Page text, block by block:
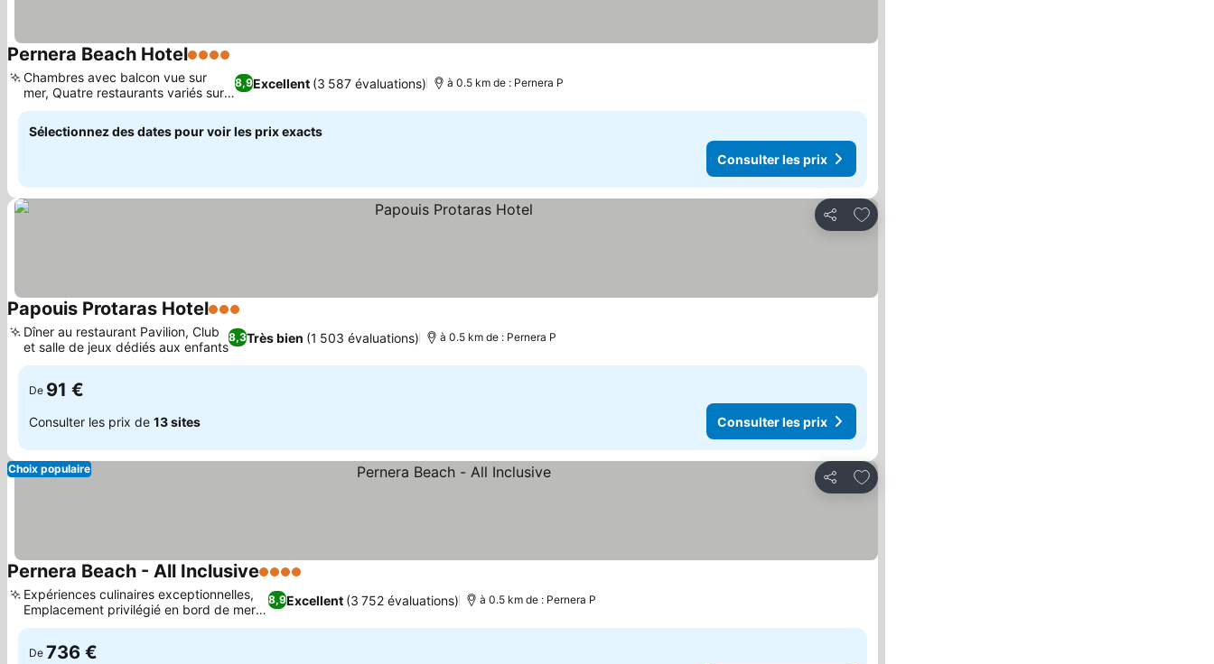
Pernera Beach Hotel4 Étoiles
8,9Excellent (3 587 évaluations)
Chambres avec balcon vue sur
mer, Quatre restaurants variés sur
place
à 0.5 km de : Pernera P
Sélectionnez des dates pour voir les prix exacts
Consulter les prix
Partager
Ajouter à mes favoris
Papouis Protaras Hotel3 Étoiles
8,3Très bien (1 503 évaluations)
Dîner au restaurant Pavilion, Club
et salle de jeux dédiés aux enfants
à 0.5 km de : Pernera P
De 91 €
Consulter les prix de 13 sites Consulter les prix
Partager
Ajouter à mes favoris
Choix populaire
Pernera Beach - All Inclusive4 Étoiles
8,9Excellent (3 752 évaluations)
Expériences culinaires exceptionnelles,
Emplacement privilégié en bord de mer à
Pernera
à 0.5 km de : Pernera P
De 736 €